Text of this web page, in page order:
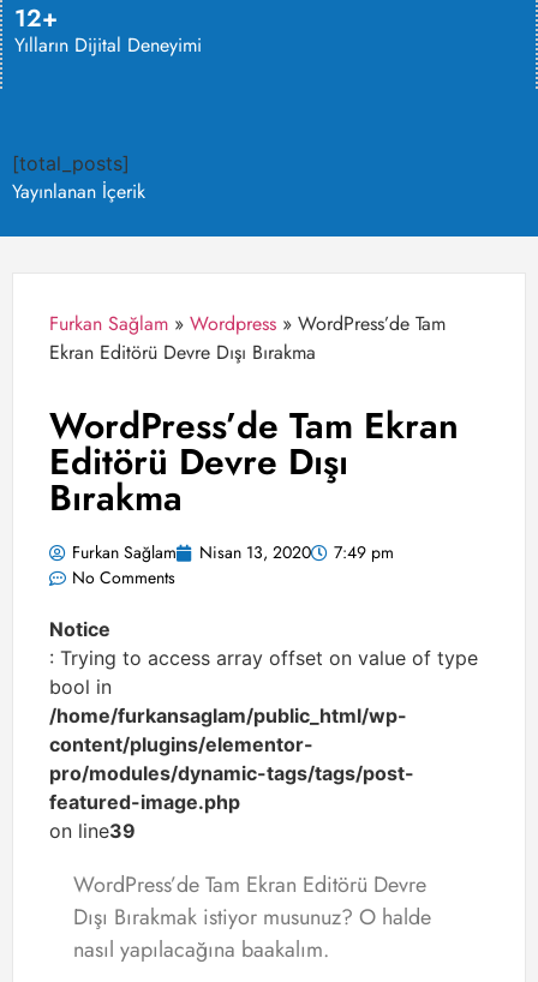
12+
Yılların Dijital Deneyimi
[total_posts]
Yayınlanan İçerik
Furkan Sağlam » Wordpress » WordPress’de Tam
Ekran Editörü Devre Dışı Bırakma
WordPress’de Tam Ekran
Editörü Devre Dışı
Bırakma
Furkan Sağlam Nisan 13, 2020
7:49 pm
No Comments
Notice
: Trying to access array offset on value of type
bool in
/home/furkansaglam/public_html/wp-
content/plugins/elementor-
pro/modules/dynamic-tags/tags/post-
featured-image.php
on line39
WordPress’de Tam Ekran Editörü Devre
Dışı Bırakmak istiyor musunuz? O halde
nasıl yapılacağına baakalım.